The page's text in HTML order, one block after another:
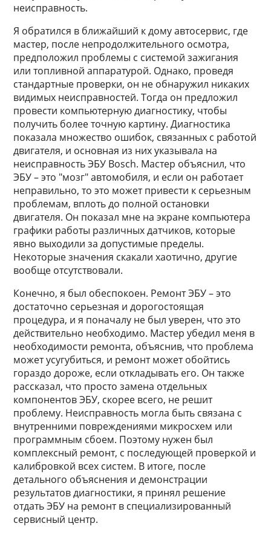
неисправность.
Я обратился в ближайший к дому автосервис, где
мастер, после непродолжительного осмотра,
предположил проблемы с системой зажигания
или топливной аппаратурой. Однако, проведя
стандартные проверки, он не обнаружил никаких
видимых неисправностей. Тогда он предложил
провести компьютерную диагностику, чтобы
получить более точную картину. Диагностика
показала множество ошибок, связанных с работой
двигателя, и основная из них указывала на
неисправность ЭБУ Bosch. Мастер объяснил, что
ЭБУ – это "мозг" автомобиля, и если он работает
неправильно, то это может привести к серьезным
проблемам, вплоть до полной остановки
двигателя. Он показал мне на экране компьютера
графики работы различных датчиков, которые
явно выходили за допустимые пределы.
Некоторые значения скакали хаотично, другие
вообще отсутствовали.
Конечно, я был обеспокоен. Ремонт ЭБУ – это
достаточно серьезная и дорогостоящая
процедура, и я поначалу не был уверен, что это
действительно необходимо. Мастер убедил меня в
необходимости ремонта, объяснив, что проблема
может усугубиться, и ремонт может обойтись
гораздо дороже, если откладывать его. Он также
рассказал, что просто замена отдельных
компонентов ЭБУ, скорее всего, не решит
проблему. Неисправность могла быть связана с
внутренними повреждениями микросхем или
программным сбоем. Поэтому нужен был
комплексный ремонт, с последующей проверкой и
калибровкой всех систем. В итоге, после
детального объяснения и демонстрации
результатов диагностики, я принял решение
отдать ЭБУ на ремонт в специализированный
сервисный центр.